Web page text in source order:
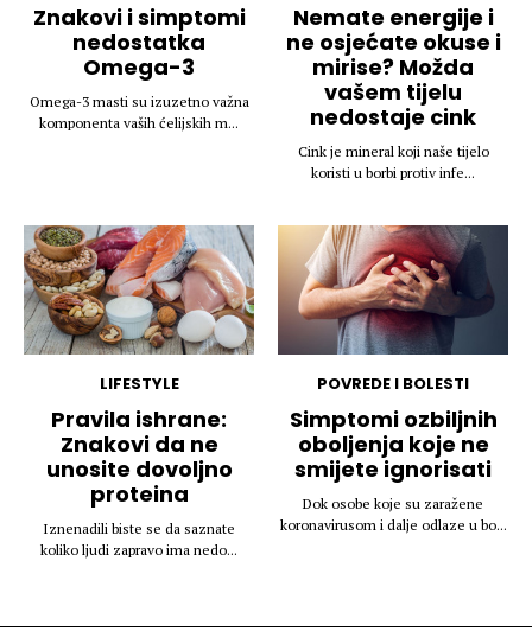
Znakovi i simptomi
nedostatka
Omega-3
Omega-3 masti su izuzetno važna
komponenta vaših ćelijskih m...
Nemate energije i
ne osjećate okuse i
mirise? Možda
vašem tijelu
nedostaje cink
Cink je mineral koji naše tijelo
koristi u borbi protiv infe...
LIFESTYLE
Pravila ishrane:
Znakovi da ne
unosite dovoljno
proteina
Iznenadili biste se da saznate
koliko ljudi zapravo ima nedo...
POVREDE I BOLESTI
Simptomi ozbiljnih
oboljenja koje ne
smijete ignorisati
Dok osobe koje su zaražene
koronavirusom i dalje odlaze u bo...